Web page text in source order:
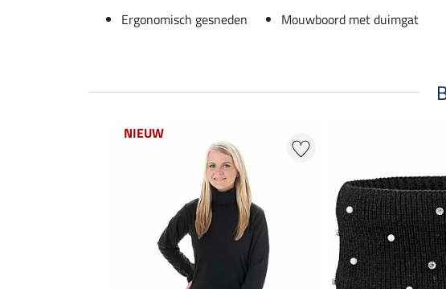
Ergonomisch gesneden
Mouwboord met duimgat
NIEUW